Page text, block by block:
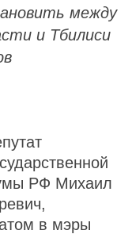
между
и Тбилиси
РФ Михаил
в мэры